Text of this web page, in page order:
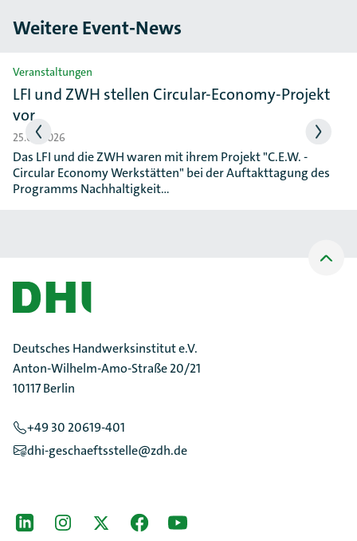
Weitere Event-News
Slider überspringen
Veranstaltungen
LFI und ZWH stellen Circular-Economy-Projekt
vor
25.06.2026
Das LFI und die ZWH waren mit ihrem Projekt "C.E.W. -
Circular Economy Werkstätten" bei der Auftakttagung des
Programms Nachhaltigkeit…
oben
Deutsches Handwerksinstitut e.V.
Anton-Wilhelm-Amo-Straße 20/21
10117 Berlin
+49 30 20619-401
dhi-geschaeftsstelle@zdh.de
[Der ZDH in den Sozialen Netzwerken]
LinkedIninstagramTwitterFacebookYoutube